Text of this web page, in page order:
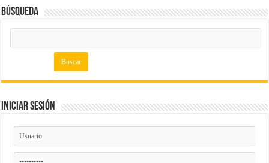
Búsqueda
Iniciar Sesión